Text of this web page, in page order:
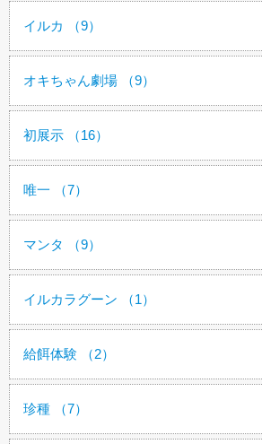
イルカ （9）
オキちゃん劇場 （9）
初展示 （16）
唯一 （7）
マンタ （9）
イルカラグーン （1）
給餌体験 （2）
珍種 （7）